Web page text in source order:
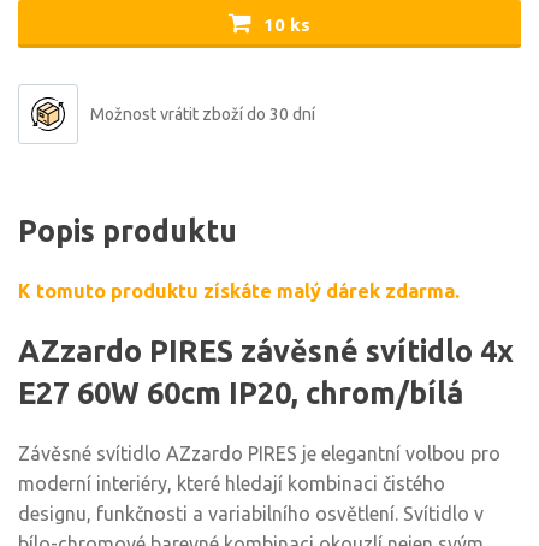
10 ks
Možnost vrátit zboží do 30 dní
Popis produktu
K tomuto produktu získáte malý dárek zdarma.
AZzardo PIRES závěsné svítidlo 4x
E27 60W 60cm IP20, chrom/bílá
Závěsné svítidlo AZzardo PIRES je elegantní volbou pro
moderní interiéry, které hledají kombinaci čistého
designu, funkčnosti a variabilního osvětlení. Svítidlo v